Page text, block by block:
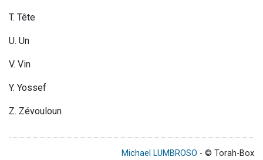
T. Tête
U. Un
V. Vin
Y. Yossef
Z. Zévouloun
Michael LUMBROSO - © Torah-Box